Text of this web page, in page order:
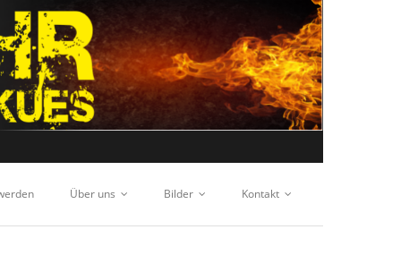
Über uns Bilder Kontakt